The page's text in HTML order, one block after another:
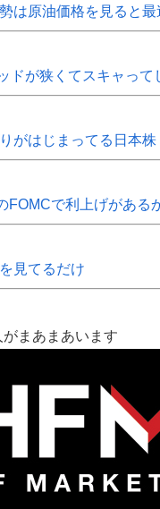
は原油価格を見ると最
ドが狭くてスキャって
がはじまってる日本株
FOMCで利上げがある
見てるだけ
まあまあいます